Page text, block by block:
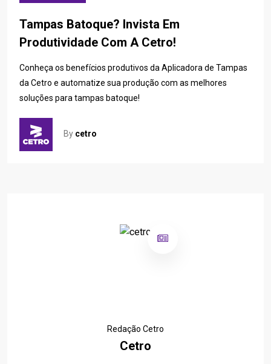
Tampas Batoque? Invista Em
Produtividade Com A Cetro!
Conheça os benefícios produtivos da Aplicadora de Tampas
da Cetro e automatize sua produção com as melhores
soluções para tampas batoque!
By cetro
Redação Cetro
Cetro